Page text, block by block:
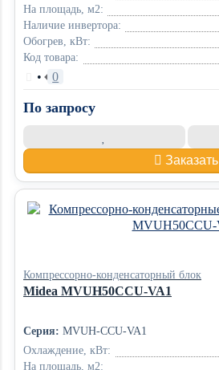
На площадь, м2:
Наличие инвертора:
Обогрев, кВт:
Код товара:
• 0
По запросу
Заказать
Компрессорно-конденсаторный блок
Midea MVUH50CCU-VA1
Серия: MVUH-CCU-VA1
Охлаждение, кВт:
На площадь, м2: